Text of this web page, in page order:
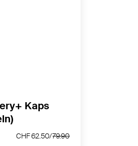
Kaps
CHF 62.50/79.90